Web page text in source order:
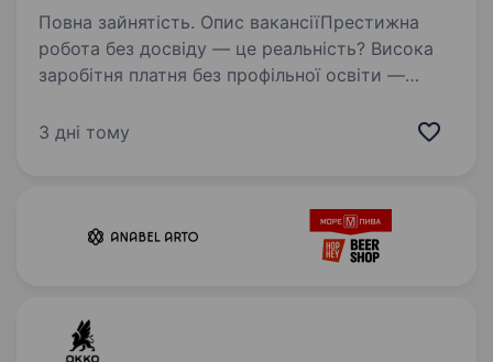
Повна зайнятість. Опис вакансіїПрестижна
робота без досвіду — це реальність? Висока
заробітня платня без профільної освіти —
та навчать — теж реальність? У нас — ТАК!!!
3 дні тому